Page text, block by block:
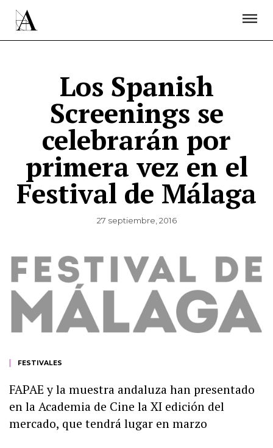
Los Spanish
Screenings se
celebrarán por
primera vez en el
Festival de Málaga
27 septiembre, 2016
FESTIVALES
FAPAE y la muestra andaluza han presentado
en la Academia de Cine la XI edición del
mercado, que tendrá lugar en marzo
ÚNETE A LA ACADEMIA DE CINE
PRENSA